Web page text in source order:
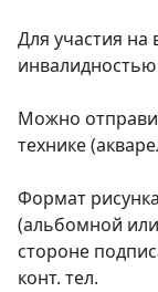
Для участия на
инвалидностью
Можно
технике
Формат
(альбомной
стороне
конт. тел.